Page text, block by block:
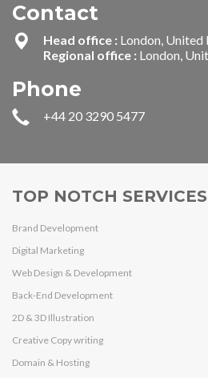
Contact
Head office : London, United
Regional office : London,
Phone
+44 20 3290 5477
TOP NOTCH SERVICES
Brand Development
Digital Marketing
Web Design & Development
Back-End Development
2D & 3D Illustration
Creative Copy writing
Domain & Hosting